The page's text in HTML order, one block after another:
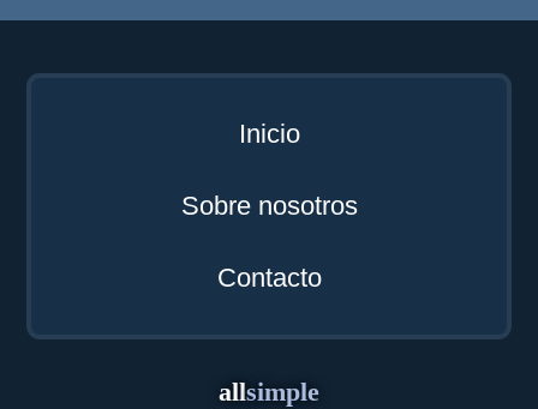
Inicio
Sobre nosotros
Contacto
allsimple